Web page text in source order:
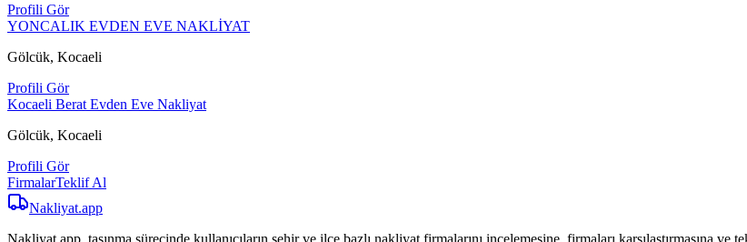
Profili Gör
YONCALIK EVDEN EVE NAKLİYAT
Gölcük, Kocaeli
Profili Gör
Kocaeli Berat Evden Eve Nakliyat
Gölcük, Kocaeli
Profili Gör
FirmalarTeklif Al
Nakliyat.app
Nakliyat.app, taşınma sürecinde kullanıcıların şehir ve ilçe bazlı nakliyat firmalarını incelemesine, firmaları karşılaştırmasına